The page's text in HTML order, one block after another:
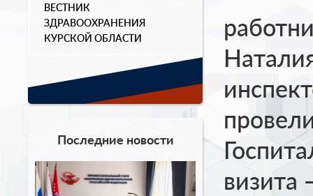
ВЕСТНИК
ЗДРАВООХРАНЕНИЯ
КУРСКОЙ ОБЛАСТИ
Последние новости
визита